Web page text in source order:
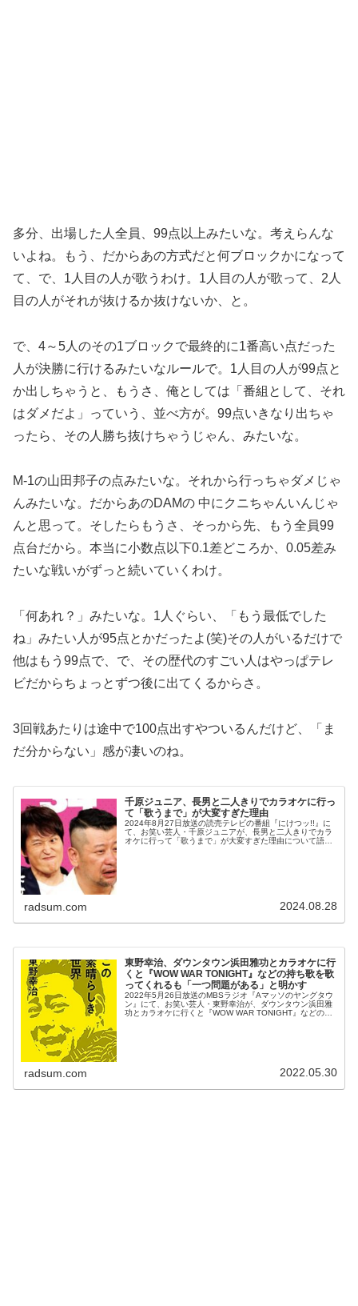
多分、出場した人全員、99点以上みたいな。考えらんな
いよね。もう、だからあの方式だと何ブロックかになって
て、で、1人目の人が歌うわけ。1人目の人が歌って、2人
目の人がそれが抜けるか抜けないか、と。
で、4～5人のその1ブロックで最終的に1番高い点だった
人が決勝に行けるみたいなルールで。1人目の人が99点と
か出しちゃうと、もうさ、俺としては「番組として、それ
はダメだよ」っていう、並べ方が。99点いきなり出ちゃ
ったら、その人勝ち抜けちゃうじゃん、みたいな。
M-1の山田邦子の点みたいな。それから行っちゃダメじゃ
んみたいな。だからあのDAMの 中にクニちゃんいんじゃ
んと思って。そしたらもうさ、そっから先、もう全員99
点台だから。本当に小数点以下0.1差どころか、0.05差み
たいな戦いがずっと続いていくわけ。
「何あれ？」みたいな。1人ぐらい、「もう最低でした
ね」みたい人が95点とかだったよ(笑)その人がいるだけで
他はもう99点で、で、その歴代のすごい人はやっぱテレ
ビだからちょっとずつ後に出てくるからさ。
3回戦あたりは途中で100点出すやついるんだけど、「ま
だ分からない」感が凄いのね。
千原ジュニア、長男と二人きりでカラオケに行っ
て「歌うまで」が大変すぎた理由
2024年8月27日放送の読売テレビの番組『にけつッ!!』に
て、お笑い芸人・千原ジュニアが、長男と二人きりでカラ
オケに行って「歌うまで」が大変すぎた理由について語っ
radsum.com 2024.08.28
東野幸治、ダウンタウン浜田雅功とカラオケに行
くと『WOW WAR TONIGHT』などの持ち歌を歌
ってくれるも「一つ問題がある」と明かす
2022年5月26日放送のMBSラジオ『Aマッソのヤングタウ
ン』にて、お笑い芸人・東野幸治が、ダウンタウン浜田雅
功とカラオケに行くと『WOW WAR TONIGHT』などの持
radsum.com 2022.05.30